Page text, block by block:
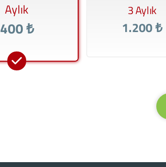
Aylık
400 ₺
3 Aylık
1.200 ₺